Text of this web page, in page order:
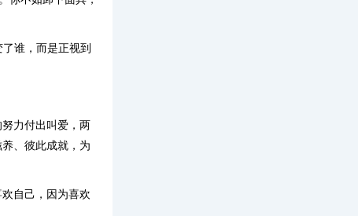
谁，而是正视到
力付出叫爱，两
、彼此成就，为
自己，因为喜欢